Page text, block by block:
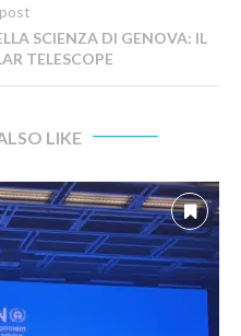
SCIENZA DI GENOVA: IL
TELESCOPE
LIKE